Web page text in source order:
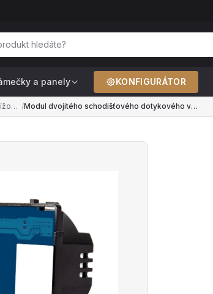
a panely KONFIGURÁTOR
Dvojité schodišťové / křížové — pro ovládání 2 světel ze 2+ míst (řazení č.6+6, č.7+7) / Modul dvojitého schodišťového dotykového vypínače s wifi R-T602SW+CR-W